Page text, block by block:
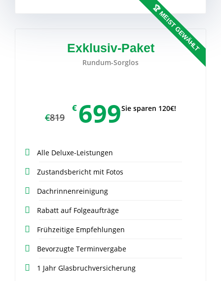
🏆 MEIST GEWÄHLT
Exklusiv-Paket
Rundum-Sorglos
€819
€699Sie sparen 120€!
Alle Deluxe-Leistungen
Zustandsbericht mit Fotos
Dachrinnenreinigung
Rabatt auf Folgeaufträge
Frühzeitige Empfehlungen
Bevorzugte Terminvergabe
1 Jahr Glasbruchversicherung